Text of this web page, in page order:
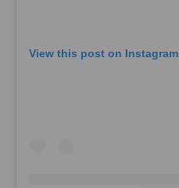
View this post on Instagram